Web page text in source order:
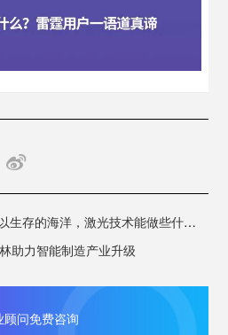
存的海洋，激光技术能做些什么？
助力智能制造产业升级
顾问免费咨询